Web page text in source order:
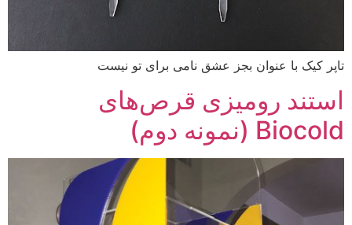
تاپر کیک با عنوان بجز عشق نامی برای تو نیست
استند رومیزی قرص‌های
Biocold (نمونه دوم)